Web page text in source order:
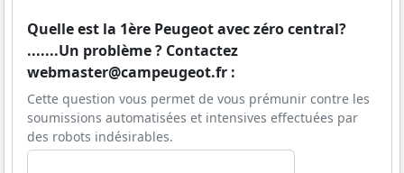
Quelle est la 1ère Peugeot avec zéro central?
.......Un problème ? Contactez
webmaster@campeugeot.fr :
Cette question vous permet de vous prémunir contre les
soumissions automatisées et intensives effectuées par
des robots indésirables.